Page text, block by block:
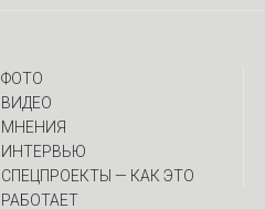
ФОТО
ВИДЕО
МНЕНИЯ
ИНТЕРВЬЮ
CПЕЦПРОЕКТЫ — КАК ЭТО
РАБОТАЕТ